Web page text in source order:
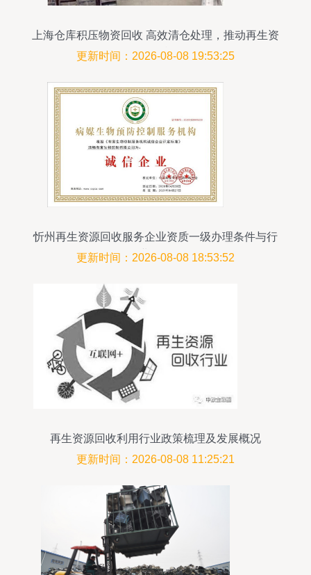
上海仓库积压物资回收 高效清仓处理，推动再生资
源循环利用
更新时间：2026-08-08 19:53:25
忻州再生资源回收服务企业资质一级办理条件与行
业解析
更新时间：2026-08-08 18:53:52
再生资源回收利用行业政策梳理及发展概况
更新时间：2026-08-08 11:25:21